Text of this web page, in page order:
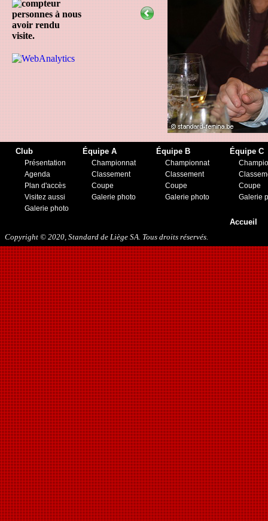
personnes à nous
avoir rendu
visite.
Club
Présentation
Agenda
Plan d'accès
Visitez aussi
Galerie photo
Équipe A
Championnat
Classement
Coupe
Galerie photo
Équipe B
Championnat
Classement
Coupe
Galerie photo
Équipe C
Coupe
Galerie
Accueil
Copyright © 2020, Standard de Liège SA. Tous droits réservés.